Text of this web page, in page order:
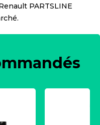
PARTSLINE